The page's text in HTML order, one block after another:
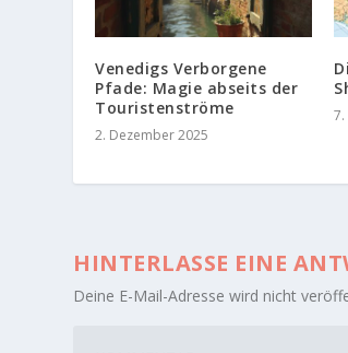
Venedigs Verborgene
Pfade: Magie abseits der
Touristenströme
2. Dezember 2025
HINTERLASSE EINE
Deine E-Mail-Adresse wird nicht